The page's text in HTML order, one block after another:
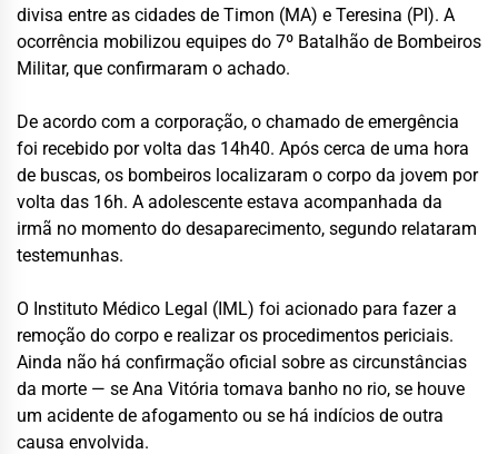
divisa entre as cidades de Timon (MA) e Teresina (PI). A
ocorrência mobilizou equipes do 7º Batalhão de Bombeiros
Militar, que confirmaram o achado.
De acordo com a corporação, o chamado de emergência
foi recebido por volta das 14h40. Após cerca de uma hora
de buscas, os bombeiros localizaram o corpo da jovem por
volta das 16h. A adolescente estava acompanhada da
irmã no momento do desaparecimento, segundo relataram
testemunhas.
O Instituto Médico Legal (IML) foi acionado para fazer a
remoção do corpo e realizar os procedimentos periciais.
Ainda não há confirmação oficial sobre as circunstâncias
da morte — se Ana Vitória tomava banho no rio, se houve
um acidente de afogamento ou se há indícios de outra
causa envolvida.